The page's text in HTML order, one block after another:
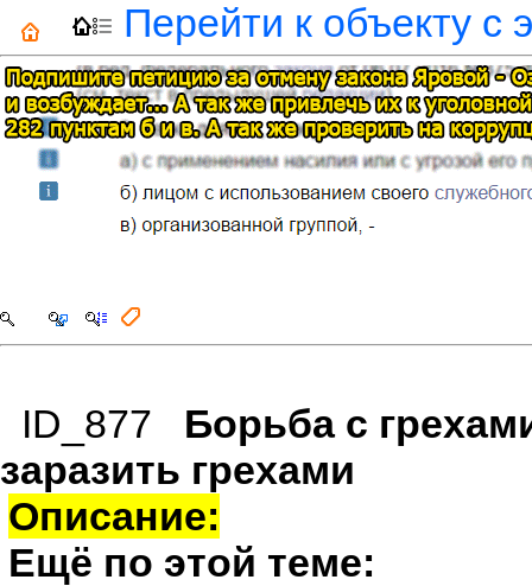
Перейти к объекту с
ID_877 Борьба с
заразить грехами
Описание:
Ещё по этой теме: